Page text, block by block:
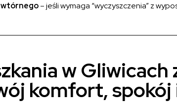
wtórnego– jeśli wymaga “wyczyszczenia” z
w Gliwicach
komfort, spokój